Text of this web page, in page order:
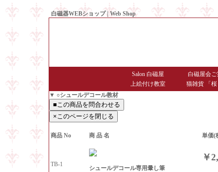
白磁器WEBショップ | Web Shop
Salon 白磁屋
白磁屋会
上絵付け教室
猫雑貨 「
▼ ○シュールデコール教材
商品 No 商 品 名 単価(
TB-1
シュールデコール専用暈し筆
￥